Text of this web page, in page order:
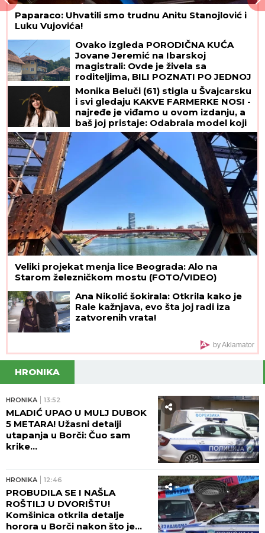
Paparaco: Uhvatili smo trudnu Anitu Stanojlović i
Luku Vujovića!
Ovako izgleda PORODIČNA KUĆA
Jovane Jeremić na Ibarskoj
magistrali: Ovde je živela sa
roditeljima, BILI POZNATI PO JEDNOJ
STVARI!
Monika Beluči (61) stigla u Švajcarsku
i svi gledaju KAKVE FARMERKE NOSI -
najređe je viđamo u ovom izdanju, a
baš joj pristaje: Odabrala model koji
izdužuje figuru, a onda se vratila
prepoznatljivom stilu
Veliki projekat menja lice Beograda: Alo na
Starom železničkom mostu (FOTO/VIDEO)
Ana Nikolić šokirala: Otkrila kako je
Rale kažnjava, evo šta joj radi iza
zatvorenih vrata!
by Aklamator
HRONIKA
HRONIKA 13:52
MLADIĆ UPAO U MULJ DUBOK
5 METARA! Užasni detalji
utapanja u Borči: Čuo sam
krike...
HRONIKA 12:46
PROBUDILA SE I NAŠLA
ROŠTILJ U DVORIŠTU!
Komšinica otkrila detalje
horora u Borči nakon što je